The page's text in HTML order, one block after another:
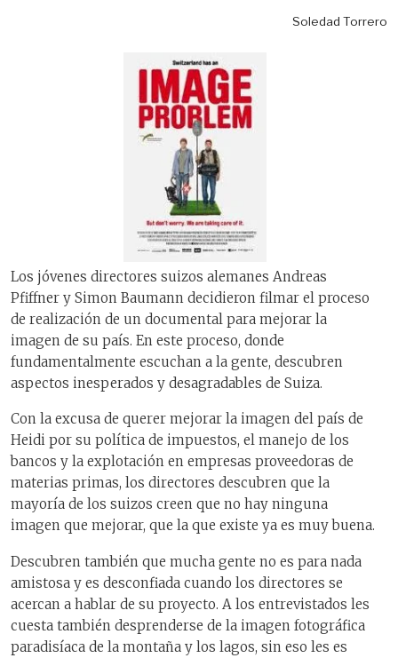
Soledad Torrero
Los jóvenes directores suizos alemanes Andreas
Pfiffner y Simon Baumann decidieron filmar el proceso
de realización de un documental para mejorar la
imagen de su país. En este proceso, donde
fundamentalmente escuchan a la gente, descubren
aspectos inesperados y desagradables de Suiza.
Con la excusa de querer mejorar la imagen del país de
Heidi por su política de impuestos, el manejo de los
bancos y la explotación en empresas proveedoras de
materias primas, los directores descubren que la
mayoría de los suizos creen que no hay ninguna
imagen que mejorar, que la que existe ya es muy buena.
Descubren también que mucha gente no es para nada
amistosa y es desconfiada cuando los directores se
acercan a hablar de su proyecto. A los entrevistados les
cuesta también desprenderse de la imagen fotográfica
paradisíaca de la montaña y los lagos, sin eso les es